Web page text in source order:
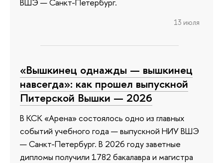
13 июля
«Вышкинец однажды — вышкинец
навсегда»: как прошел выпускной
Питерской Вышки — 2026
В КСК «Арена» состоялось одно из главных
событий учебного года — выпускной НИУ ВШЭ
— Санкт-Петербург. В 2026 году заветные
дипломы получили 1782 бакалавра и магистра